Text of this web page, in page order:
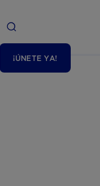
¡ÚNETE YA!